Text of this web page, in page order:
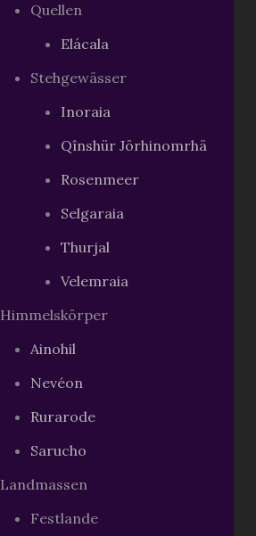
Quellen
Elácala
Stehgewässer
Inoraia
Qînshür Jörhinomrhä
Rosenmeer
Selgaraia
Thurjal
Velemraia
Himmelskörper
Ainohil
Nevéon
Rurarode
Sarucho
Landmassen
Festlande